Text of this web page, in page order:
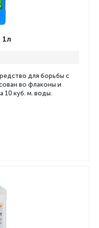
для борьбы с
во флаконы и
10 куб. м. воды.